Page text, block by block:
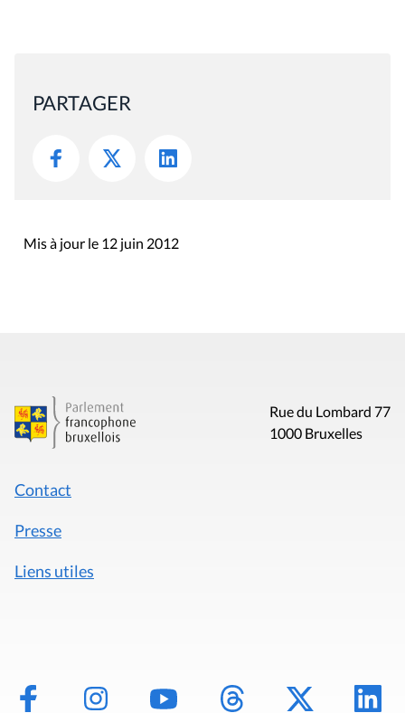
PARTAGER
Mis à jour le 12 juin 2012
Rue du Lombard 77
1000 Bruxelles
Contact
Presse
Liens utiles